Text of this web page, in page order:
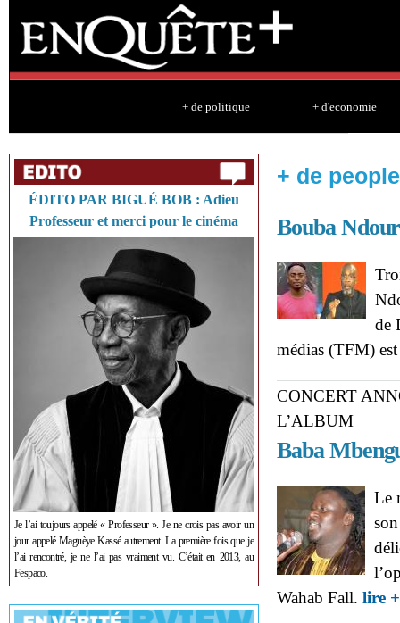
+ de politique + d'economie
ÉDITO PAR BIGUÉ BOB : Adieu
Professeur et merci pour le cinéma
Je l’ai toujours appelé « Professeur ». Je ne crois pas avoir un
jour appelé Maguèye Kassé autrement. La première fois que je
l’ai rencontré, je ne l’ai pas vraiment vu. C’était en 2013, au
Fespaco.
+ de people
Bouba
de
médias (TFM)
CONCERT
L’ALBUM
Baba
Le
Wahab Fall. lire +